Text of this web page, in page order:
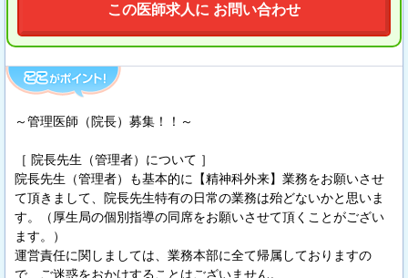
この医師求人に お問い合わせ
～管理医師（院長）募集！！～
［ 院長先生（管理者）について ］
院長先生（管理者）も基本的に【精神科外来】業務をお願いさせ
て頂きまして、院長先生特有の日常の業務は殆どないかと思いま
す。（厚生局の個別指導の同席をお願いさせて頂くことがござい
ます。）
運営責任に関しましては、業務本部に全て帰属しておりますの
で、ご迷惑をおかけすることはございません。